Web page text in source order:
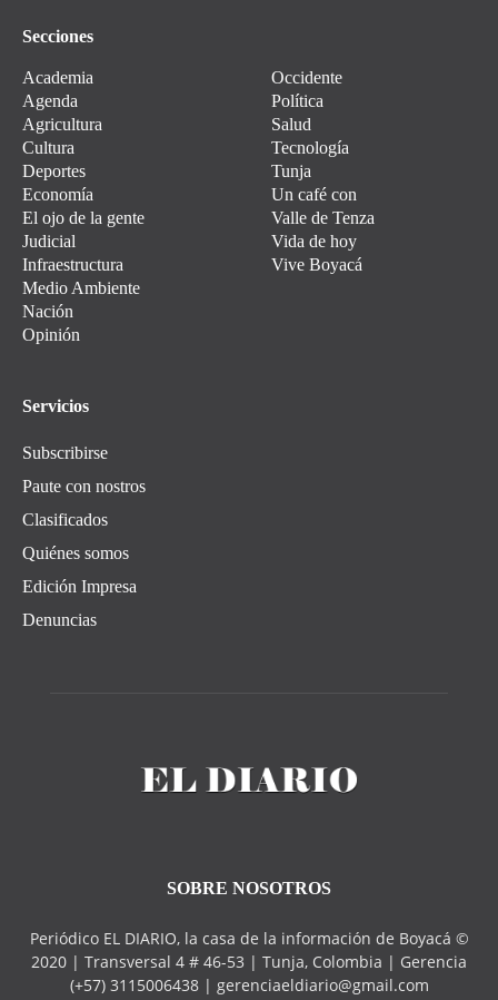
Secciones
Academia
Agenda
Agricultura
Cultura
Deportes
Economía
El ojo de la gente
Judicial
Infraestructura
Medio Ambiente
Nación
Opinión
Occidente
Política
Salud
Tecnología
Tunja
Un café con
Valle de Tenza
Vida de hoy
Vive Boyacá
Servicios
Subscribirse
Paute con nostros
Clasificados
Quiénes somos
Edición Impresa
Denuncias
SOBRE NOSOTROS
Periódico EL DIARIO, la casa de la información de Boyacá ©
2020 | Transversal 4 # 46-53 | Tunja, Colombia | Gerencia
(+57) 3115006438 | gerenciaeldiario@gmail.com